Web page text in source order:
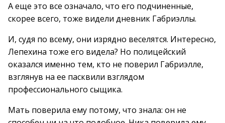
А еще это все означало, что его подчиненные,
скорее всего, тоже видели дневник Габриэллы.
И, судя по всему, они изрядно веселятся. Интересно,
Лепехина тоже его видела? Но полицейский
оказался именно тем, кто не поверил Габриэлле,
взглянув на ее пасквили взглядом
профессионального сыщика.
Мать поверила ему потому, что знала: он не